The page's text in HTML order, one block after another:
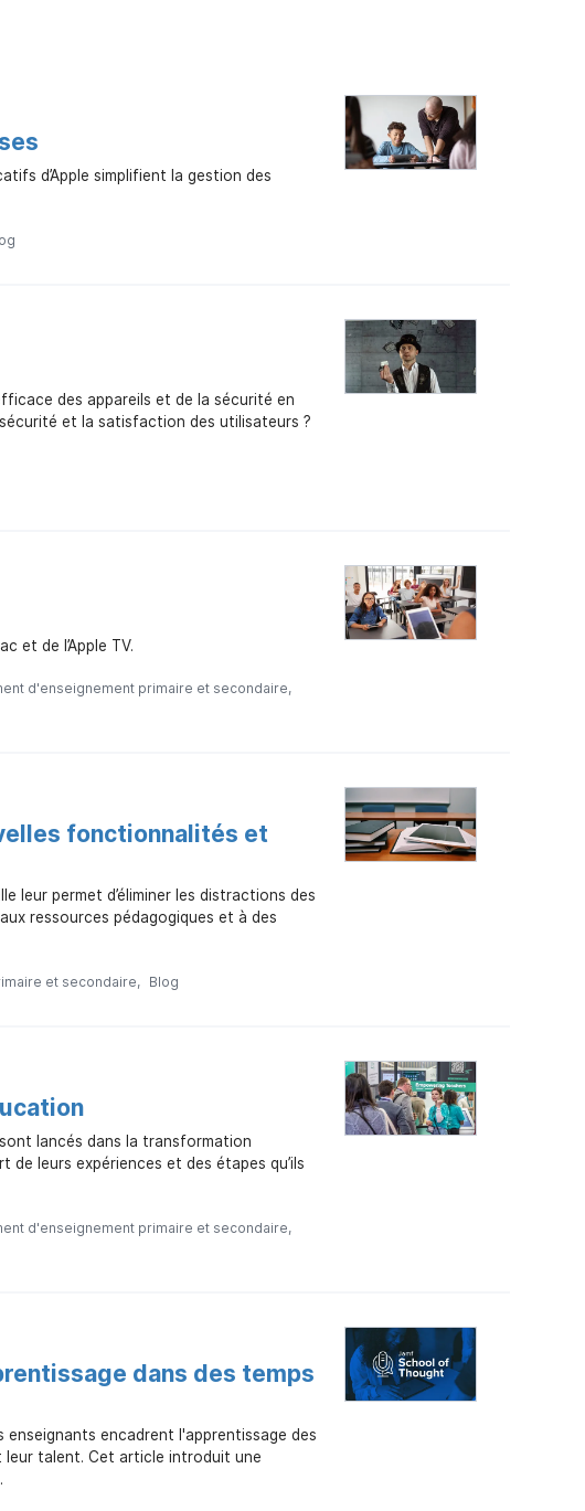
d’Apple simplifient la gestion des
des appareils et de la sécurité en
et la satisfaction des utilisateurs ?
et de l’Apple TV.
d'enseignement primaire et secondaire
fonctionnalités et
leur permet d’éliminer les distractions des
ressources pédagogiques et à des
et secondaire Blog
lancés dans la transformation
leurs expériences et des étapes qu’ils
d'enseignement primaire et secondaire
dans des temps
encadrent l'apprentissage des
leur talent. Cet article introduit une